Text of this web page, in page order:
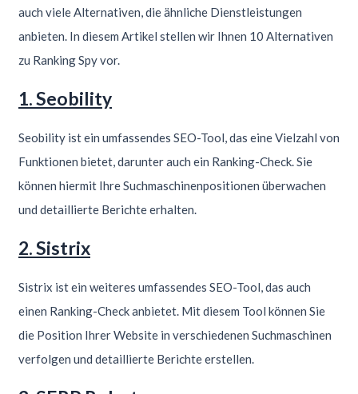
auch viele Alternativen, die ähnliche Dienstleistungen
anbieten. In diesem Artikel stellen wir Ihnen 10 Alternativen
zu Ranking Spy vor.
1. Seobility
Seobility ist ein umfassendes SEO-Tool, das eine Vielzahl von
Funktionen bietet, darunter auch ein Ranking-Check. Sie
können hiermit Ihre Suchmaschinenpositionen überwachen
und detaillierte Berichte erhalten.
2. Sistrix
Sistrix ist ein weiteres umfassendes SEO-Tool, das auch
einen Ranking-Check anbietet. Mit diesem Tool können Sie
die Position Ihrer Website in verschiedenen Suchmaschinen
verfolgen und detaillierte Berichte erstellen.